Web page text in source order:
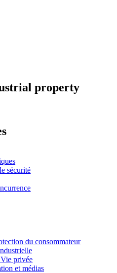
property
sécurité
du consommateur
privée
et médias